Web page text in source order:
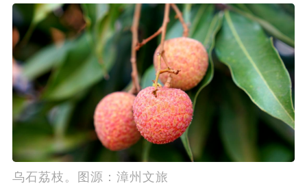
乌石荔枝。图源：漳州文旅